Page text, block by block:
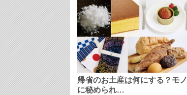
帰省のお土産は何にする？モノ
に秘められ…